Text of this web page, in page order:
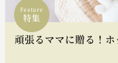
Feature
特集
頑張るママに贈る！